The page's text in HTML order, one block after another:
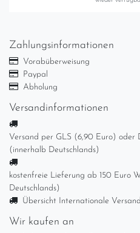
Zahlungsinformationen
Vorabüberweisung
Paypal
Abholung
Versandinformationen
Versand per GLS (6,90 Euro) oder
(innerhalb Deutschlands)
kostenfreie Lieferung ab 150 Euro
Deutschlands)
Übersicht Internationale
Wir kaufen an